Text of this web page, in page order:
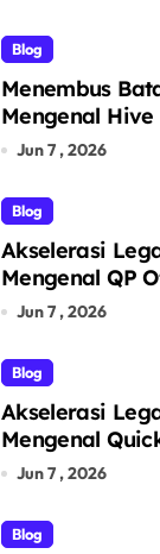
Blog
Menembus
Mengenal
& Legal untuk
Jun 7 , 2026
Blog
Akselerasi
Mengenal QP
Pendirian PT
Jun 7 , 2026
Blog
Akselerasi
Mengenal
Satu Atap
Jun 7 , 2026
Blog